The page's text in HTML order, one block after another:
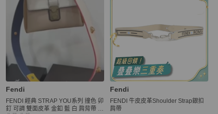
Fendi
FENDI 經典 STRAP YOU系列 撞色 卯
釘 可調 雙面皮革 金釦 藍 白 肩背帶 斜
Fendi
FENDI 牛皮皮革Shoulder Strap銀扣
肩帶